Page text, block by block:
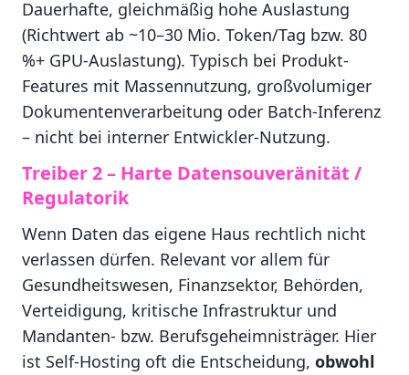
Dauerhafte, gleichmäßig hohe Auslastung
(Richtwert ab ~10–30 Mio. Token/Tag bzw. 80
%+ GPU-Auslastung). Typisch bei Produkt-
Features mit Massennutzung, großvolumiger
Dokumentenverarbeitung oder Batch-Inferenz
– nicht bei interner Entwickler-Nutzung.
Treiber 2 – Harte Datensouveränität /
Regulatorik
Wenn Daten das eigene Haus rechtlich nicht
verlassen dürfen. Relevant vor allem für
Gesundheitswesen, Finanzsektor, Behörden,
Verteidigung, kritische Infrastruktur und
Mandanten- bzw. Berufsgeheimnisträger. Hier
ist Self-Hosting oft die Entscheidung, obwohl